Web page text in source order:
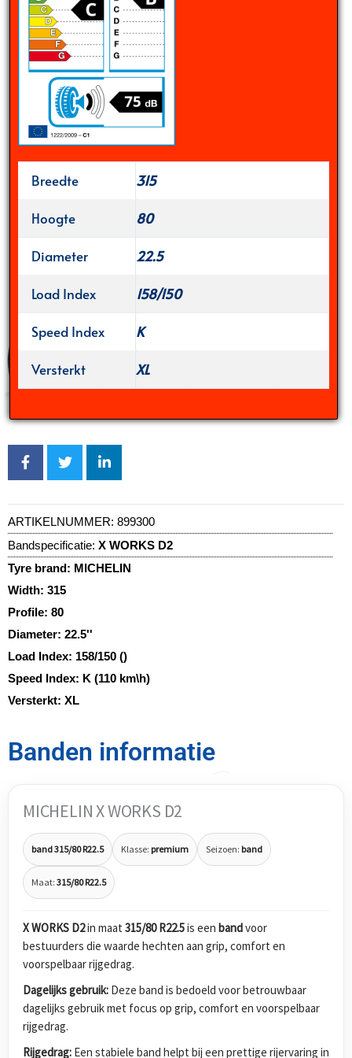
Breedte
315
Hoogte
80
Diameter
22.5
Load Index
158/150
Speed Index
K
Versterkt
XL
ARTIKELNUMMER: 899300
Bandspecificatie: X WORKS D2
Tyre brand: MICHELIN
Width: 315
Profile: 80
Diameter: 22.5''
Load Index: 158/150 ()
Speed Index: K (110 km\h)
Versterkt: XL
Banden informatie
MICHELIN X WORKS D2
band 315/80 R22.5 Klasse: premium Seizoen: band
Maat: 315/80 R22.5
X WORKS D2in maat 315/80 R22.5is een bandvoor
bestuurders die waarde hechten aan grip, comfort en
voorspelbaar rijgedrag.
Dagelijks gebruik: Deze band is bedoeld voor betrouwbaar
dagelijks gebruik met focus op grip, comfort en voorspelbaar
rijgedrag.
Rijgedrag: Een stabiele band helpt bij een prettige rijervaring in